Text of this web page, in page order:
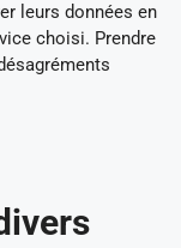
leurs données en
choisi. Prendre